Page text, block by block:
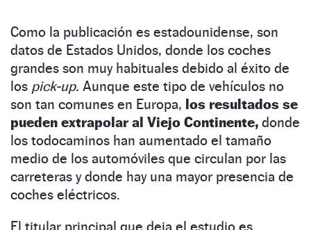
Como la publicación es estadounidense, son
datos de Estados Unidos, donde los coches
grandes son muy habituales debido al éxito de
los pick-up. Aunque este tipo de vehículos no
son tan comunes en Europa, los resultados se
pueden extrapolar al Viejo Continente, donde
los todocaminos han aumentado el tamaño
medio de los automóviles que circulan por las
carreteras y donde hay una mayor presencia de
coches eléctricos.
El titular principal que deja el estudio es